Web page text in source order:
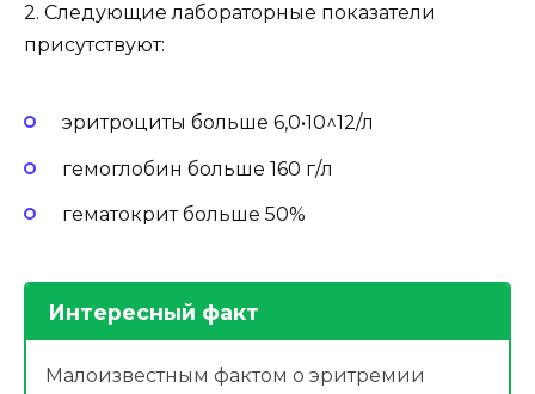
2. Следующие лабораторные показатели
присутствуют:
эритроциты больше 6,0•10^12/л
гемоглобин больше 160 г/л
гематокрит больше 50%
Интересный факт
Малоизвестным фактом о эритремии